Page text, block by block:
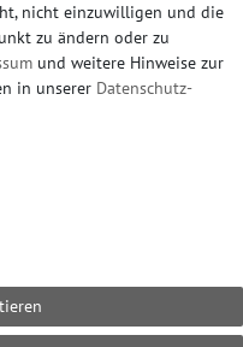
in Erkrath
Produkte ab Lager
Uhr
shop.de
nicht einzuwilligen und die
zu ändern oder zu
und weitere Hinweise zur
in unserer Daten­schutz­